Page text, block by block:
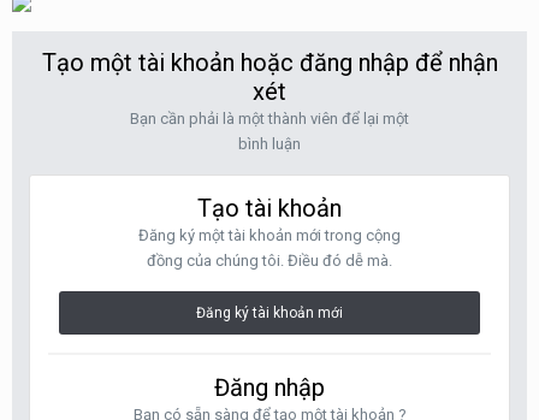
Tạo một tài khoản hoặc đăng nhập để nhận
xét
Bạn cần phải là một thành viên để lại một
bình luận
Tạo tài khoản
Đăng ký một tài khoản mới trong cộng
đồng của chúng tôi. Điều đó dễ mà.
Đăng ký tài khoản mới
Đăng nhập
Bạn có sẵn sàng để tạo một tài khoản ?